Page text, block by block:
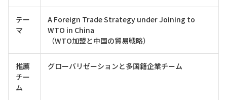
テー
マ
A Foreign Trade Strategy under Joining to
WTO in China
（WTO加盟と中国の貿易戦略）
推薦
チー
ム
グローバリゼーションと多国籍企業チーム